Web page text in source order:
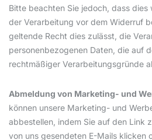
Bitte beachten Sie jedoch, dass
der Verarbeitung vor dem Widerruf
geltende Recht dies zulässt, die
personenbezogenen Daten, die auf
rechtmäßiger Verarbeitungsgründe
Abmeldung von Marketing- und
können unsere Marketing- und
abbestellen, indem Sie auf den Link
von uns gesendeten E-Mails klicken